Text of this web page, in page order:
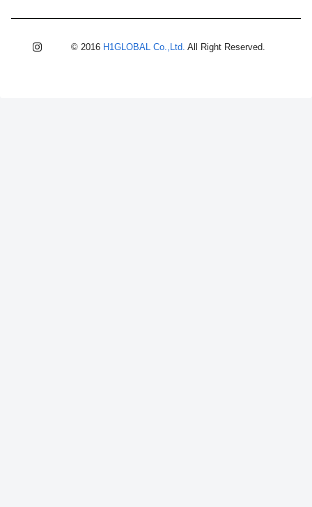
© 2016 H1GLOBAL Co.,Ltd. All Right Reserved.